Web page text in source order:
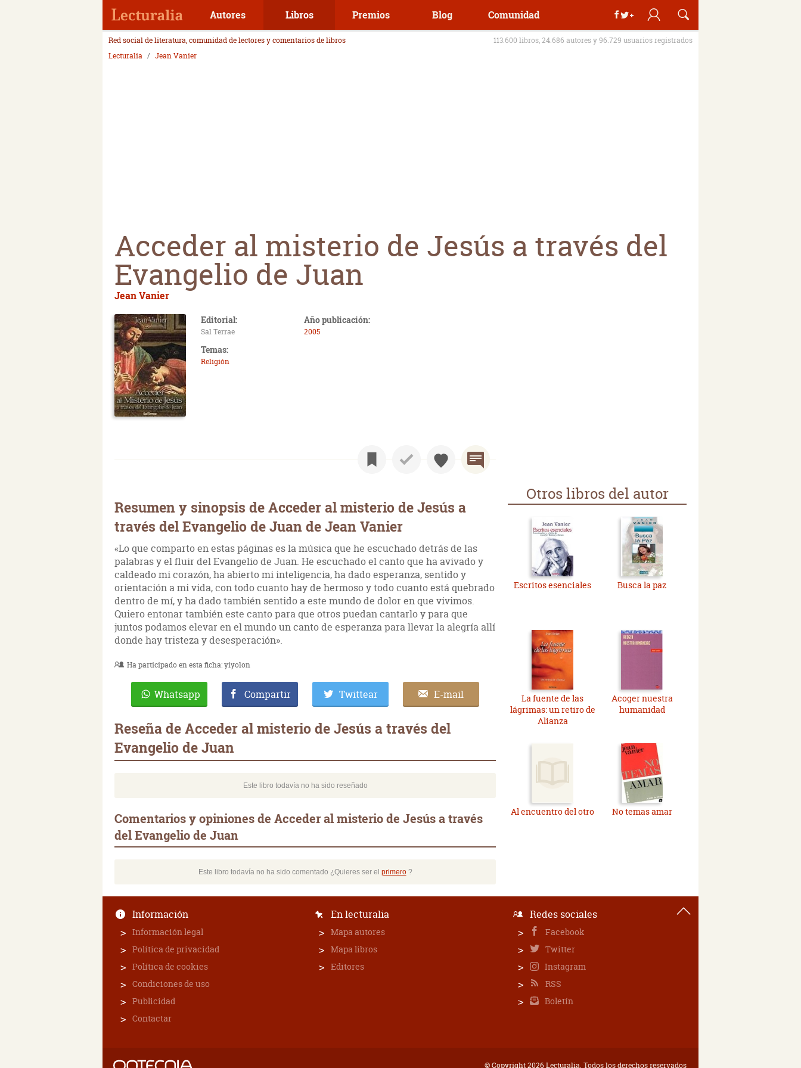
Autores Libros Premios Blog Comunidad
Red social de literatura, comunidad de lectores y comentarios de libros
113.600 libros, 24.686 autores y 96.729 usuarios registrados
Lecturalia
Jean Vanier
Acceder al misterio de Jesús a través del
Evangelio de Juan
Jean Vanier
Editorial:
Sal Terrae
Año publicación:
2005
Temas:
Religión
Resumen y sinopsis de Acceder al misterio de Jesús a
través del Evangelio de Juan de Jean Vanier
«Lo que comparto en estas páginas es la música que he escuchado detrás de las
palabras y el fluir del Evangelio de Juan. He escuchado el canto que ha avivado y
caldeado mi corazón, ha abierto mi inteligencia, ha dado esperanza, sentido y
orientación a mi vida, con todo cuanto hay de hermoso y todo cuanto está quebrado
dentro de mí, y ha dado también sentido a este mundo de dolor en que vivimos.
Quiero entonar también este canto para que otros puedan cantarlo y para que
juntos podamos elevar en el mundo un canto de esperanza para llevar la alegría allí
donde hay tristeza y desesperación».
Ha participado en esta ficha:yiyolon
Whatsapp Compartir Twittear E-mail
Reseña de Acceder al misterio de Jesús a través del
Evangelio de Juan
Este libro todavía no ha sido reseñado
Comentarios y opiniones de Acceder al misterio de Jesús a través
del Evangelio de Juan
Este libro todavía no ha sido comentado ¿Quieres ser el primero?
Otros libros del autor
Escritos esenciales Busca la paz
La fuente de las
lágrimas: un retiro de
Alianza
Acoger nuestra
humanidad
Al encuentro del otro No temas amar
Información
Información legal
Política de privacidad
Política de cookies
Condiciones de uso
Publicidad
Contactar
En lecturalia
Mapa autores
Mapa libros
Editores
Redes sociales
Facebook
Twitter
Instagram
RSS
Boletín
© Copyright 2026 Lecturalia. Todos los derechos reservados